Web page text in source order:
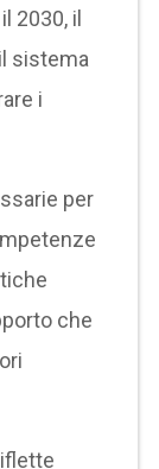
2030, il
sistema
i
per
che